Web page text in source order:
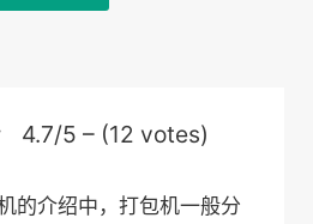
4.7/5 – (12 votes)
的介绍中，打包机一般分